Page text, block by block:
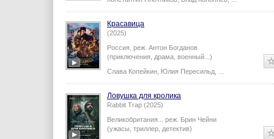
Красавица
(2025)
Россия, реж. Антон Богданов
(приключения, драма, военный...)
Слава Копейкин Юлия Пересильд
Ловушка для кролика
Rabbit Trap (2025)
Великобритания... реж. Брин Чейни
(ужасы, триллер, детектив)